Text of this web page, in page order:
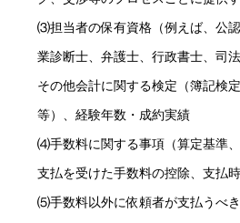
⑶担当者の保有資格（例えば、公
業診断士、弁護士、行政書士、司
その他会計に関する検定（簿記検
等）、経験年数・成約実績
⑷手数料に関する事項（算定基準
支払を受けた手数料の控除、支払時
⑸手数料以外に依頼者が支払うべ